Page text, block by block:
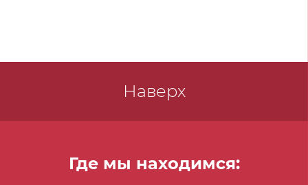
Наверх
Где мы находимся: